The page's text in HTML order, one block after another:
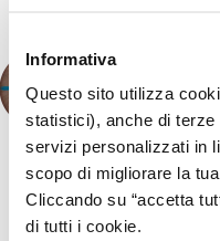
Informativa
Questo sito utilizza
statistici), anche di
servizi personalizzati in
scopo di migliorare la
Cliccando su “accetta
di tutti i cookie.